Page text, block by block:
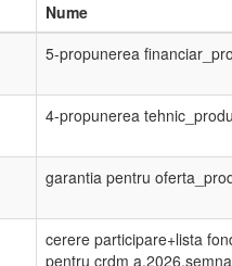
Nume
5-propunerea
4-propunerea
garantia pentru
cerere participare+lista
pentru crdm